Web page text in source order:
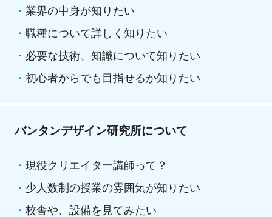
業界の中身が知りたい
職種について詳しく知りたい
必要な技術、知識について知りたい
初心者からでも目指せるか知りたい
バンタンデザイン研究所について
現役クリエイター講師って？
少人数制の授業の雰囲気が知りたい
校舎や、設備を見てみたい